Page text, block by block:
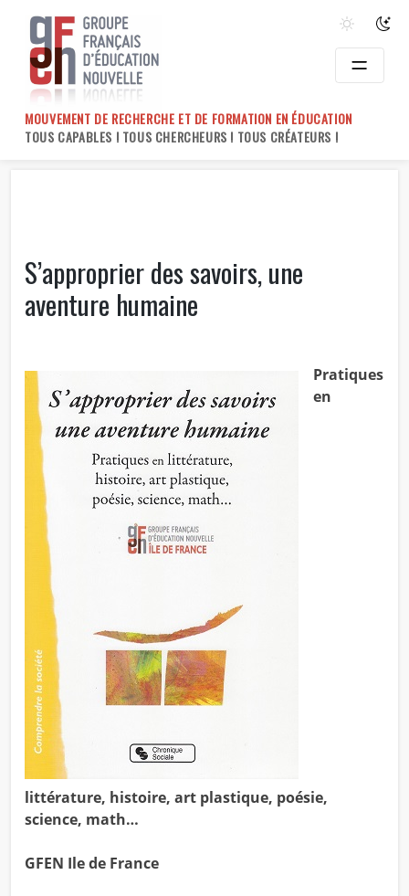
content
MOUVEMENT DE RECHERCHE ET DE FORMATION EN ÉDUCATION
TOUS CAPABLES ! TOUS CHERCHEURS ! TOUS CRÉATEURS !
S’approprier des savoirs, une
aventure humaine
Pratiques
en
littérature, histoire, art plastique, poésie,
science, math…
GFEN Ile de France